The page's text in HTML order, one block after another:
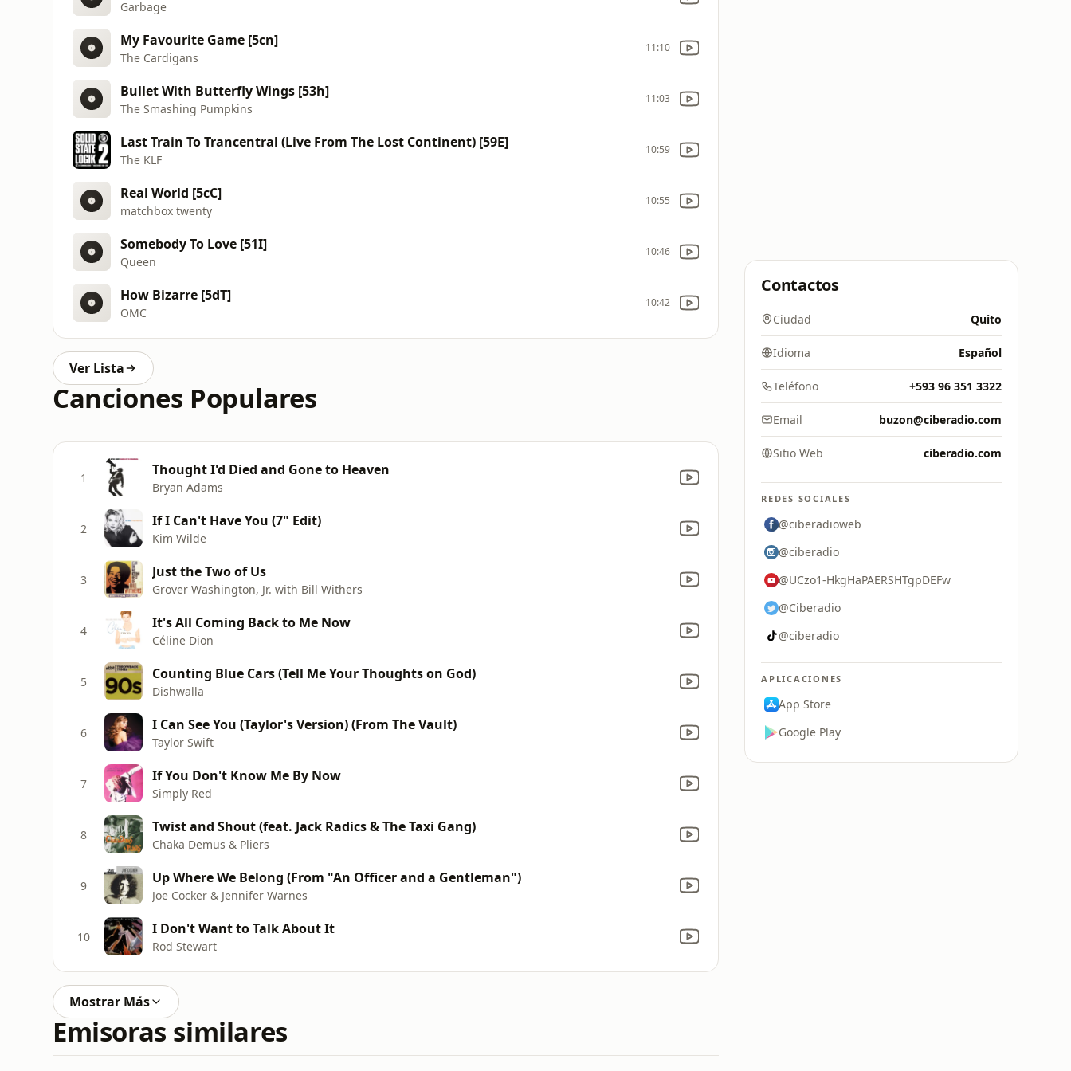
Garbage
My Favourite Game [5cn]
The Cardigans
11:10
Bullet With Butterfly Wings [53h]
The Smashing Pumpkins
11:03
Last Train To Trancentral (Live From The Lost Continent) [59E]
The KLF
10:59
Real World [5cC]
matchbox twenty
10:55
Somebody To Love [51I]
Queen
10:46
How Bizarre [5dT]
OMC
10:42
Ver Lista
Canciones Populares
1 Thought I'd Died and Gone to Heaven
Bryan Adams
2 If I Can't Have You (7" Edit)
Kim Wilde
3 Just the Two of Us
Grover Washington, Jr. with Bill Withers
4 It's All Coming Back to Me Now
Céline Dion
5 Counting Blue Cars (Tell Me Your Thoughts on God)
Dishwalla
6 I Can See You (Taylor's Version) (From The Vault)
Taylor Swift
7 If You Don't Know Me By Now
Simply Red
8 Twist and Shout (feat. Jack Radics & The Taxi Gang)
Chaka Demus & Pliers
9 Up Where We Belong (From "An Officer and a Gentleman")
Joe Cocker & Jennifer Warnes
10 I Don't Want to Talk About It
Rod Stewart
Mostrar Más
Emisoras similares
Contactos
Ciudad Quito
Idioma Español
Teléfono +593 96 351 3322
Email buzon@ciberadio.com
Sitio Web ciberadio.com
REDES SOCIALES
@ciberadioweb
@ciberadio
@UCzo1-HkgHaPAERSHTgpDEFw
@Ciberadio
@ciberadio
APLICACIONES
App Store
Google Play